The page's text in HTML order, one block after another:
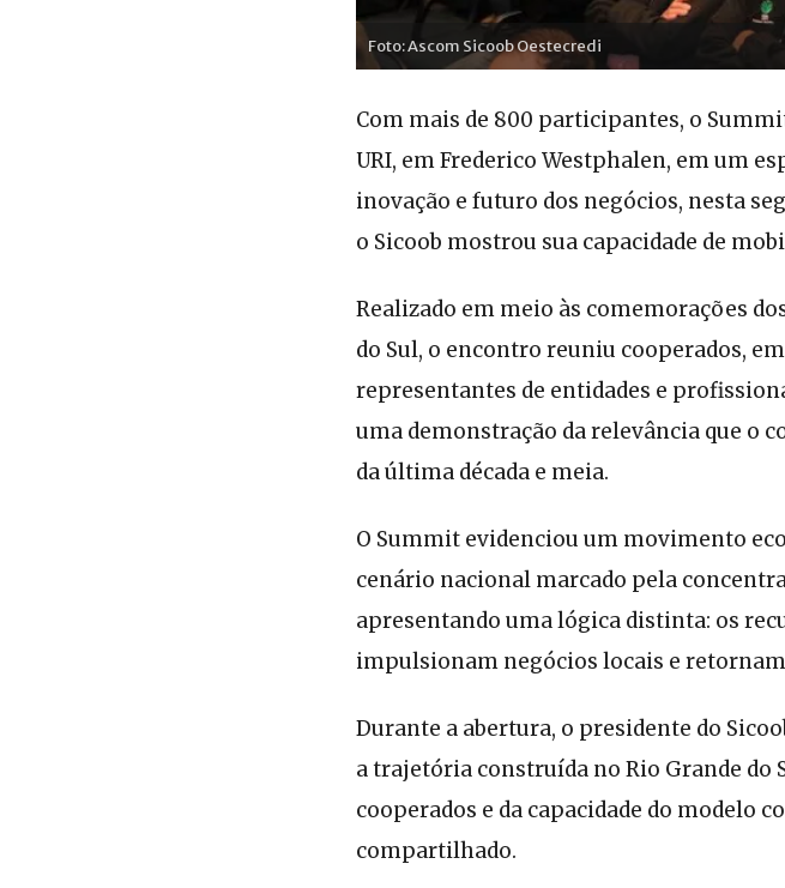
Foto: Ascom Sicoob Oestecredi
Com mais de 800 participantes, o
URI, em Frederico Westphalen, em um
inovação e futuro dos negócios, nesta
o Sicoob mostrou sua capacidade de
Realizado em meio às comemorações
do Sul, o encontro reuniu cooperados,
representantes de entidades e
uma demonstração da relevância que o
da última década e meia.
O Summit evidenciou um movimento
cenário nacional marcado pela
apresentando uma lógica distinta: os
impulsionam negócios locais e
Durante a abertura, o presidente do
a trajetória construída no Rio Grande do
cooperados e da capacidade do modelo
compartilhado.